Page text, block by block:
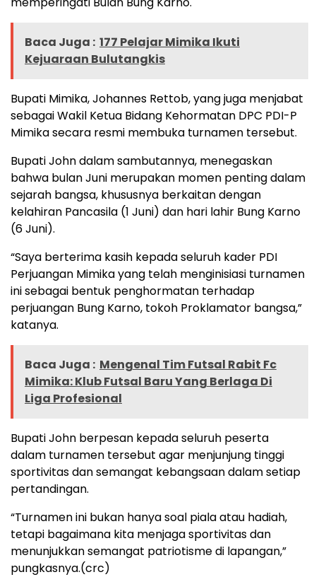
Baca Juga : 177 Pelajar Mimika Ikuti
Kejuaraan Bulutangkis
Bupati Mimika, Johannes Rettob, yang juga menjabat
sebagai Wakil Ketua Bidang Kehormatan DPC PDI-P
Mimika secara resmi membuka turnamen tersebut.
Bupati John dalam sambutannya, menegaskan
bahwa bulan Juni merupakan momen penting dalam
sejarah bangsa, khususnya berkaitan dengan
kelahiran Pancasila (1 Juni) dan hari lahir Bung Karno
(6 Juni).
“Saya berterima kasih kepada seluruh kader PDI
Perjuangan Mimika yang telah menginisiasi turnamen
ini sebagai bentuk penghormatan terhadap
perjuangan Bung Karno, tokoh Proklamator bangsa,”
katanya.
Baca Juga : Mengenal Tim Futsal Rabit Fc
Mimika: Klub Futsal Baru Yang Berlaga Di
Liga Profesional
Bupati John berpesan kepada seluruh peserta
dalam turnamen tersebut agar menjunjung tinggi
sportivitas dan semangat kebangsaan dalam setiap
pertandingan.
“Turnamen ini bukan hanya soal piala atau hadiah,
tetapi bagaimana kita menjaga sportivitas dan
menunjukkan semangat patriotisme di lapangan,”
pungkasnya.(crc)